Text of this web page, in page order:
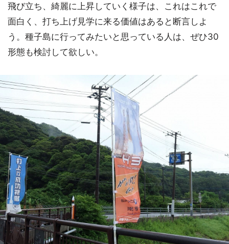
飛び立ち、綺麗に上昇していく様子は、これはこれで
面白く、打ち上げ見学に来る価値はあると断言しよ
う。種子島に行ってみたいと思っている人は、ぜひ30
形態も検討して欲しい。